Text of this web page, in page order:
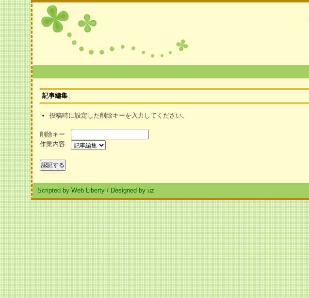
記事編集
投稿時に設定した削除キーを入力してください。
削除キー
作業内容
Scripted by Web Liberty / Designed by uz